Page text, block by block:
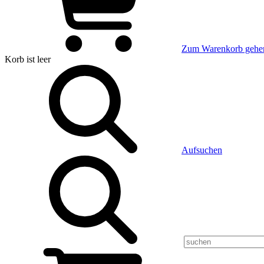
Zum Warenkorb
Korb ist leer
Aufsuchen